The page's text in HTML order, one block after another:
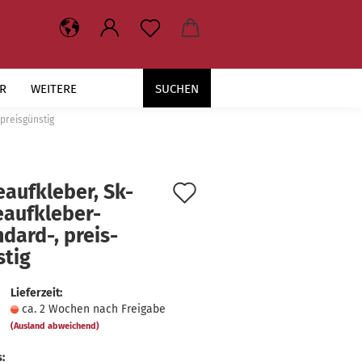
SUCHEN
WEITERE
Sk-​
, preis­
Lieferzeit:
ca. 2 Wochen nach Freigabe
(Ausland abweichend)